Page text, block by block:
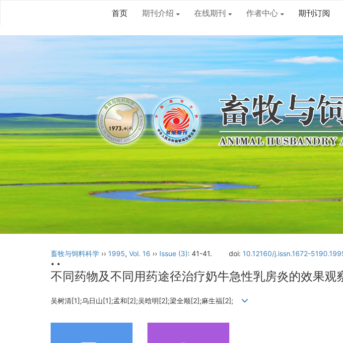
首页 期刊介绍 在线期刊 作者中心 期刊订阅
畜牧与饲料科学 ›› 1995, Vol. 16 ›› Issue (3): 41-41. doi: 10.12160/j.issn.1672-
• •
不同药物及不同用药途径治疗奶牛急性乳房炎的效果观
吴树清[1];乌日山[1];孟和[2];吴晗明[2];梁全顺[2];麻生福[2];